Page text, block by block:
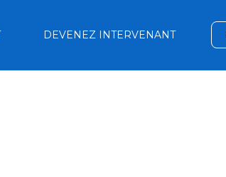
DEVENEZ INTERVENANT